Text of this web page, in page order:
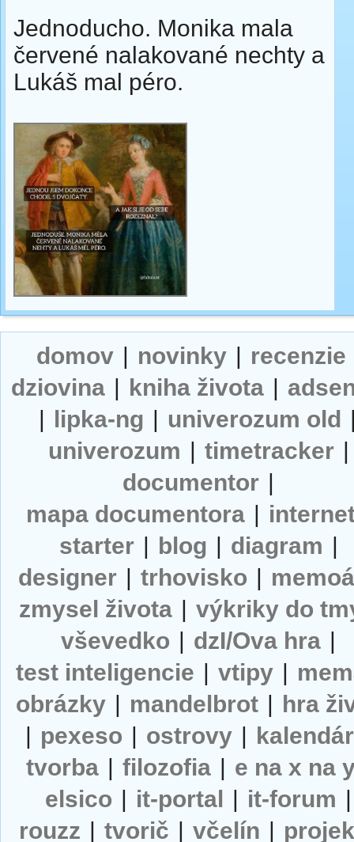
Jednoducho. Monika mala
červené nalakované nechty a
Lukáš mal péro.
domov | novinky | recenzie
dziovina | kniha života |
| lipka-ng | univerozum old
univerozum | timetracker |
documentor |
mapa documentora |
starter | blog | diagram |
designer | trhovisko |
zmysel života | výkriky do
vševedko | dzI/Ova hra |
test inteligencie | vtipy |
obrázky | mandelbrot | hra
| pexeso | ostrovy | kalendár
tvorba | filozofia | e na x na
elsico | it-portal | it-forum |
rouzz | tvorič | včelín |